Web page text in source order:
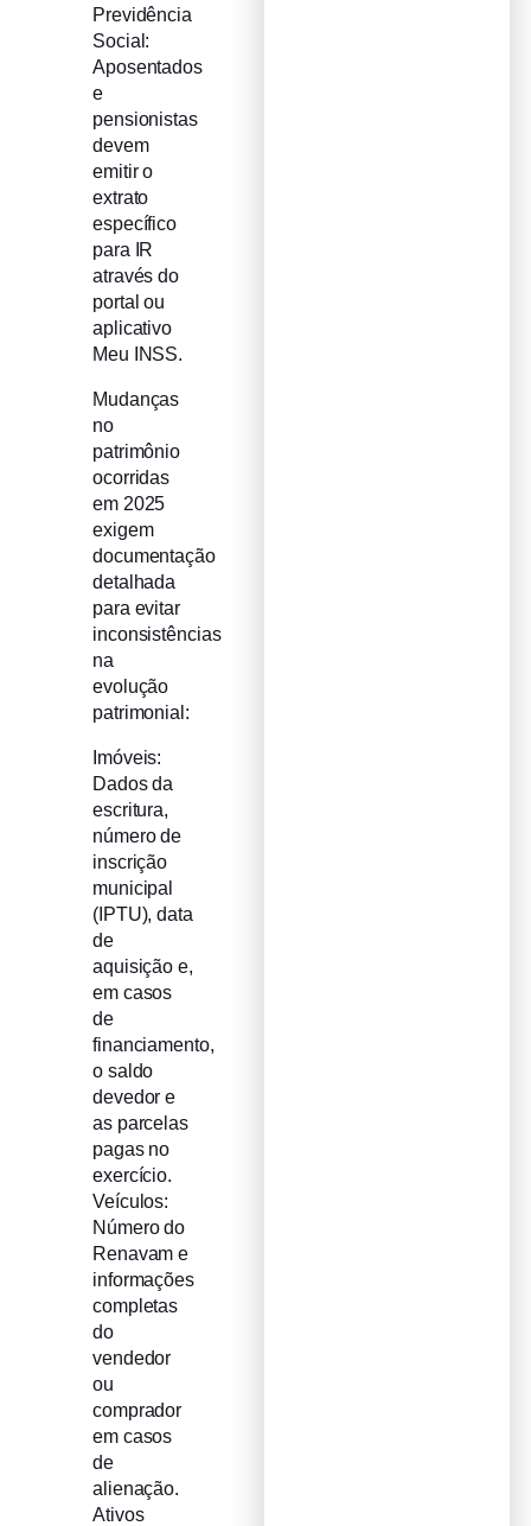
Previdência
Social:
Aposentados
e
pensionistas
devem
emitir o
extrato
específico
para IR
através do
portal ou
aplicativo
Meu INSS.
Mudanças
no
patrimônio
ocorridas
em 2025
exigem
documentação
detalhada
para evitar
inconsistências
na
evolução
patrimonial:
Imóveis:
Dados da
escritura,
número de
inscrição
municipal
(IPTU), data
de
aquisição e,
em casos
de
financiamento,
o saldo
devedor e
as parcelas
pagas no
exercício.
Veículos:
Número do
Renavam e
informações
completas
do
vendedor
ou
comprador
em casos
de
alienação.
Ativos